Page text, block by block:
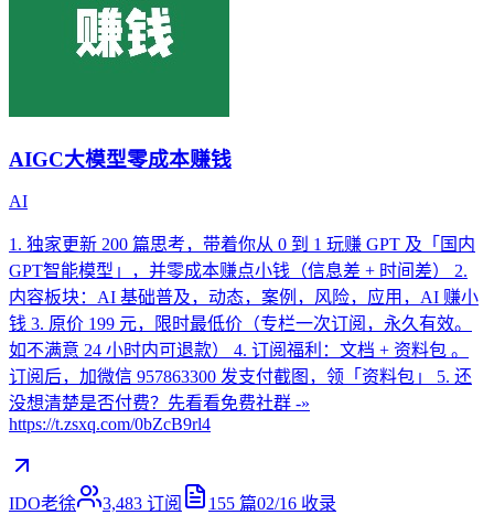
AIGC大模型零成本赚钱
AI
1. 独家更新 200 篇思考，带着你从 0 到 1 玩赚 GPT 及「国内
GPT智能模型」，并零成本赚点小钱（信息差 + 时间差） 2.
内容板块：AI 基础普及，动态，案例，风险，应用，AI 赚小
钱 3. 原价 199 元，限时最低价（专栏一次订阅，永久有效。
如不满意 24 小时内可退款） 4. 订阅福利：文档 + 资料包 。
订阅后，加微信 957863300 发支付截图，领「资料包」 5. 还
没想清楚是否付费？先看看免费社群 -»
https://t.zsxq.com/0bZcB9rl4
IDO老徐 3,483 订阅 155 篇02/16 收录